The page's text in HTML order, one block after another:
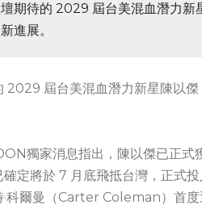
期待的 2029 屆台美混血潛力新
進展。
2029 屆台美混血潛力新星陳以
獨家消息指出，陳以傑已正式
定將於 7 月底飛抵台灣，正式
科爾曼（Carter Coleman）首度